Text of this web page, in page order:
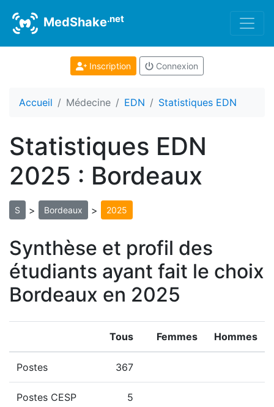
MedShake.net
Inscription Connexion
Accueil Médecine EDN Statistiques EDN
Statistiques EDN
2025 : Bordeaux
S > Bordeaux > 2025
Synthèse et profil des
étudiants ayant fait le choix
Bordeaux en 2025
Tous Femmes Hommes
Postes 367
Postes CESP 5